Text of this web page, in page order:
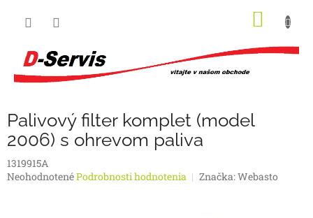
Palivový filter komplet (model
2006) s ohrevom paliva
1319915A
Priemerné
NeohodnotenéPodrobnosti hodnotenia Značka:Webasto